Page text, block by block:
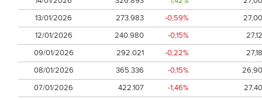
13/01/2026
273.983 -0,59%
27,00
12/01/2026
240.980 -0,15%
27,12
09/01/2026
292.021 -0,22%
27,18
08/01/2026
365.336 -0,15%
26,90
07/01/2026
422.107 -1,46%
27,40